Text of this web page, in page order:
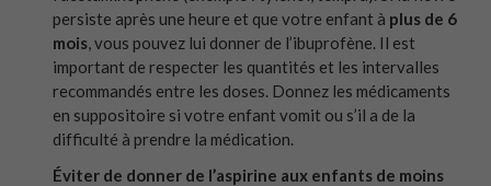
persiste après une heure et que votre enfant à plus de 6
mois, vous pouvez lui donner de l’ibuprofène. Il est
important de respecter les quantités et les intervalles
recommandés entre les doses. Donnez les médicaments
en suppositoire si votre enfant vomit ou s’il a de la
difficulté à prendre la médication.
Éviter de donner de l’aspirine aux enfants de moins